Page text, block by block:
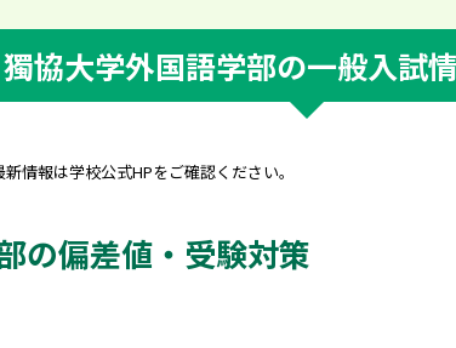
獨協大学外国語学部の一般入試
情報は学校公式HPをご確認ください。
の偏差値・受験対策